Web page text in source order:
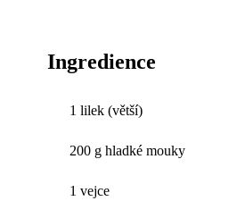
Ingredience
1 lilek (větší)
200 g hladké mouky
1 vejce